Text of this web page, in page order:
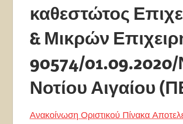
καθεστώτος
& Μικρών
90574/01.09.2020/
Νοτίου Αιγαίου
Ανακοίνωση Οριστικού Πίνακα